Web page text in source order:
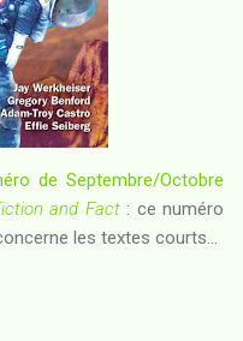
de Septembre/Octobre
and Fact: ce numéro
les textes courts...